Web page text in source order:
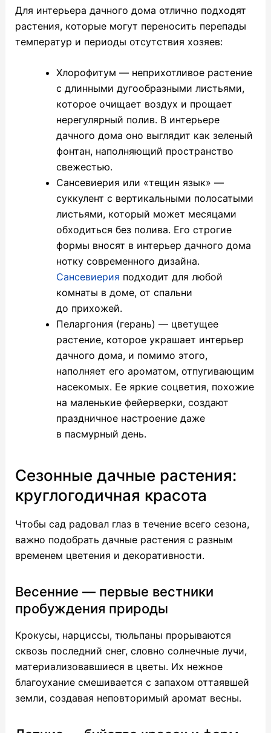
Для интерьера дачного дома отлично подходят
растения, которые могут переносить перепады
температур и периоды отсутствия хозяев:
Хлорофитум — неприхотливое растение
с длинными дугообразными листьями,
которое очищает воздух и прощает
нерегулярный полив. В интерьере
дачного дома оно выглядит как зеленый
фонтан, наполняющий пространство
свежестью.
Сансевиерия или «тещин язык» —
суккулент с вертикальными полосатыми
листьями, который может месяцами
обходиться без полива. Его строгие
формы вносят в интерьер дачного дома
нотку современного дизайна.
Сансевиерия подходит для любой
комнаты в доме, от спальни
до прихожей.
Пеларгония (герань) — цветущее
растение, которое украшает интерьер
дачного дома, и помимо этого,
наполняет его ароматом, отпугивающим
насекомых. Ее яркие соцветия, похожие
на маленькие фейерверки, создают
праздничное настроение даже
в пасмурный день.
Сезонные дачные растения:
круглогодичная красота
Чтобы сад радовал глаз в течение всего сезона,
важно подобрать дачные растения с разным
временем цветения и декоративности.
Весенние — первые вестники
пробуждения природы
Крокусы, нарциссы, тюльпаны прорываются
сквозь последний снег, словно солнечные лучи,
материализовавшиеся в цветы. Их нежное
благоухание смешивается с запахом оттаявшей
земли, создавая неповторимый аромат весны.